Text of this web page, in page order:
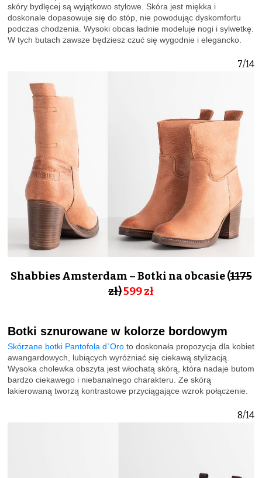
skóry bydlęcej są wyjątkowo stylowe. Skóra jest miękka i
doskonale dopasowuje się do stóp, nie powodując dyskomfortu
podczas chodzenia. Wysoki obcas ładnie modeluje nogi i sylwetkę.
W tych butach zawsze będziesz czuć się wygodnie i elegancko.
7/14
Shabbies Amsterdam – Botki na obcasie (1175
zł)599 zł
Botki sznurowane w kolorze bordowym
Skórzane botki Pantofola d`Oro to doskonała propozycja dla kobiet
awangardowych, lubiących wyróżniać się ciekawą stylizacją.
Wysoka cholewka obszyta jest włochatą skórą, która nadaje butom
bardzo ciekawego i niebanalnego charakteru. Ze skórą
lakierowaną tworzą kontrastowe przyciągające wzrok połączenie.
8/14